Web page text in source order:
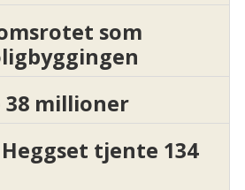
som
millioner
tjente 134